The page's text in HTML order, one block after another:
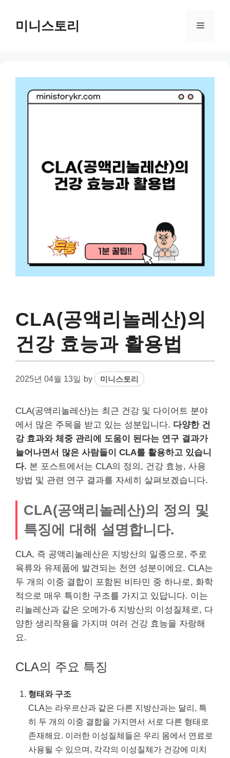
content미니스토리 Menu
CLA(공액리놀레산)의
건강 효능과 활용법
2025년 04월 13일 by 미니스토리
CLA(공액리놀레산)는 최근 건강 및 다이어트 분야
에서 많은 주목을 받고 있는 성분입니다. 다양한 건
강 효과와 체중 관리에 도움이 된다는 연구 결과가
늘어나면서 많은 사람들이 CLA를 활용하고 있습니
다. 본 포스트에서는 CLA의 정의, 건강 효능, 사용
방법 및 관련 연구 결과를 자세히 살펴보겠습니다.
CLA(공액리놀레산)의 정의 및
특징에 대해 설명합니다.
CLA, 즉 공액리놀레산은 지방산의 일종으로, 주로
육류와 유제품에 발견되는 천연 성분이에요. CLA는
두 개의 이중 결합이 포함된 비타민 중 하나로, 화학
적으로 매우 특이한 구조를 가지고 있답니다. 이는
리놀레산과 같은 오메가-6 지방산의 이성질체로, 다
양한 생리작용을 가지며 여러 건강 효능을 자랑해
요.
CLA의 주요 특징
형태와 구조
CLA는 라우르산과 같은 다른 지방산과는 달리, 특
히 두 개의 이중 결합을 가지면서 서로 다른 형태로
존재해요. 이러한 이성질체들은 우리 몸에서 연료로
사용될 수 있으며, 각각의 이성질체가 건강에 미치